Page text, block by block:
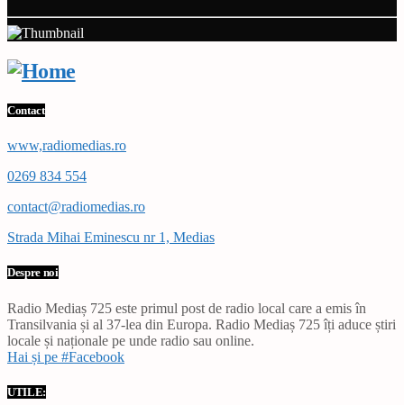
Contact
www,radiomedias.ro
0269 834 554
contact@radiomedias.ro
Strada Mihai Eminescu nr 1, Medias
Despre noi
Radio Mediaș 725 este primul post de radio local care a emis în
Transilvania și al 37-lea din Europa. Radio Mediaș 725 îți aduce știri
locale și naționale pe unde radio sau online.
Hai și pe #Facebook
UTILE: